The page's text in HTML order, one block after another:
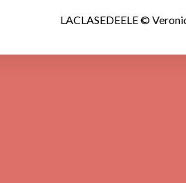
LACLASEDEELE ©